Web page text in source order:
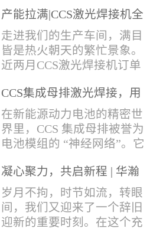
环挤压成型机、多功能锡环
卷绕成型机，两套专业锡环
制备设备，预制标准化锡环
搭配激光定点熔锡工艺，从
方位解决精密电子量产焊接
痛点。预制锡环焊接工艺预
制锡环焊接工艺，核心优势
明显：1.锡料定量可控：锡
环设备提前卷绕/挤压成型，
每一枚锡环锡含量标准化，
激光一次性熔融，焊点大
小、锡厚高度统一...
产能拉满|CCS激光焊接机全
力量产冲刺
走进我们的生产车间，满目
皆是热火朝天的繁忙景象。
近两月CCS激光焊接机订单
和，全员火力全开，全力奔
赴交付节点，用硬核产能响
应市场需求，用严苛品质回
馈每一份客户信任。市场认
的技术、高效智能的生产优
势与零缺陷的品控标准，我
们的CCS激光焊接机持续斩
获大量订单，近两月产能全
开、排期紧凑，生产线有序
CCS集成母排激光焊接，用
微米级工艺守护新能源电池
生命线
在新能源动力电池的精密世
界里，CCS 集成母排被誉为
电池模组的 “神经网络”。它
电，更承载着电压、温度信
号的实时采集，是连接电芯
与BMS电池管理系统的关键
桥梁。而连接这一切的，正
凝心聚力，共启新程 | 华瀚
激光年度盛典
岁月不拘，时节如流，转眼
间，我们又迎来了一个辞旧
迎新的重要时刻。在这个充